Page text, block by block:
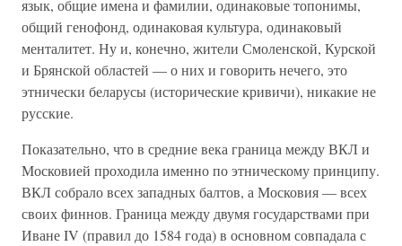
язык, общие имена и фамилии, одинаковые топонимы,
общий генофонд, одинаковая культура, одинаковый
менталитет. Ну и, конечно, жители Смоленской, Курской
и Брянской областей — о них и говорить нечего, это
этнически беларусы (исторические кривичи), никакие не
русские.
Показательно, что в средние века граница между ВКЛ и
Московией проходила именно по этническому принципу.
ВКЛ собрало всех западных балтов, а Московия — всех
своих финнов. Граница между двумя государствами при
Иване IV (правил до 1584 года) в основном совпадала с